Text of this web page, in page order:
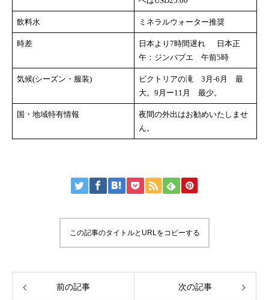
飲料水 ミネラルウォーター推奨
時差
日本より7時間遅れ 日本正
午：ジンバブエ 午前5時
気候(シーズン・服装)
ビクトリアの滝 3月-6月 最
大。9月ー11月 最少。
国・地域特有情報
夜間の外出はお勧めいたしませ
ん。
この記事のタイトルとURLをコピーする
前の記事 次の記事